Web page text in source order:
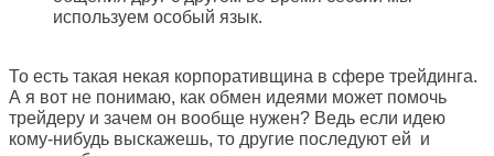
используем особый язык.
То есть такая некая корпоративщина в сфере трейдинга.
А я вот не понимаю, как обмен идеями может помочь
трейдеру и зачем он вообще нужен? Ведь если идею
кому-нибудь выскажешь, то другие последуют ей и